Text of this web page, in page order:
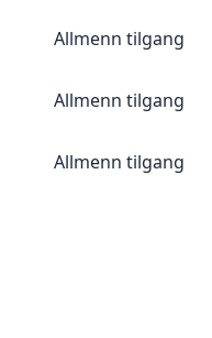
Allmenn tilgang
Allmenn tilgang
Allmenn tilgang